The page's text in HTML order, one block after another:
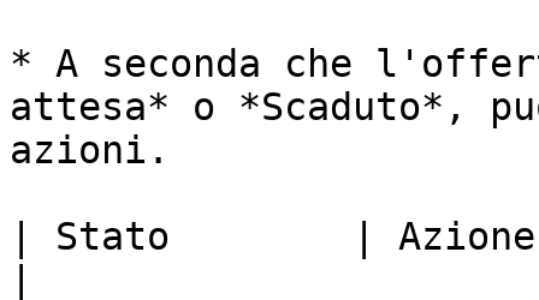
* A seconda che
attesa* o *Scaduto*,
azioni.
| Stato        | Azione